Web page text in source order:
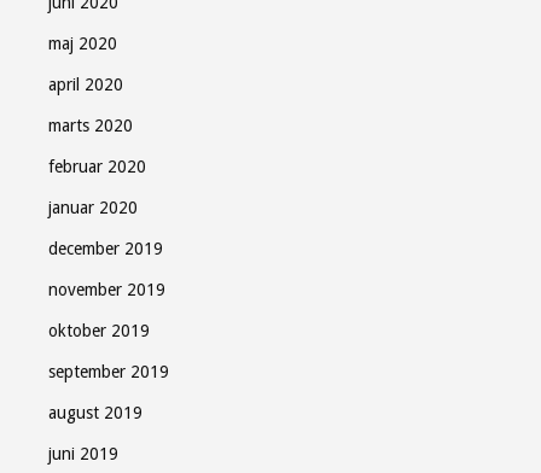
maj 2020
april 2020
marts 2020
februar 2020
januar 2020
december 2019
november 2019
oktober 2019
september 2019
august 2019
juni 2019